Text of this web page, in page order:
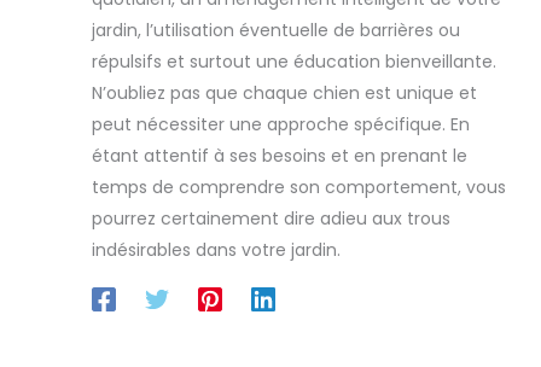
jardin, l’utilisation éventuelle de barrières ou
répulsifs et surtout une éducation bienveillante.
N’oubliez pas que chaque chien est unique et
peut nécessiter une approche spécifique. En
étant attentif à ses besoins et en prenant le
temps de comprendre son comportement, vous
pourrez certainement dire adieu aux trous
indésirables dans votre jardin.